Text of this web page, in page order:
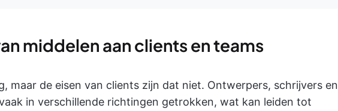
middelen aan clients en teams
maar de eisen van clients zijn dat niet. Ontwerpers, schrijvers en
in verschillende richtingen getrokken, wat kan leiden tot